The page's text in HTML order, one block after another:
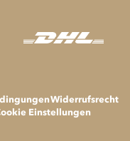
Widerrufsrecht
Einstellungen